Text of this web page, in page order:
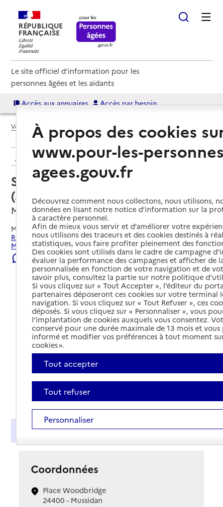
RÉPUBLIQUE
FRANÇAISE
Le site officiel d'information pour les
personnes âgées et les aidants
Accès aux annuaires Accès par besoin
Voir le fil d’Ariane
Retour aux résultats de l'annuaire
Service autonomie à domicile
(aide) – Services ACCAD
Mussidan, DORDOGNE
Mis à jour le22/07/2026
Rechercher les établissements et services autour de
Mussidan.
Signaler une erreur
Présentation
Coordonnées
Place Woodbridge
24400 - Mussidan
À propos des cookies
www.pour-les-
agees.gouv.fr
Découvrez comment nous collectons, nous utilisons,
données en lisant notre notice d’information sur la
à caractère personnel.
Afin de mieux vous servir et d’améliorer votre
nous utilisons des traceurs et des cookies destinés à
statistiques, vous faire profiter pleinement des
Des cookies sont utilisés dans le cadre de campagne
évaluer la performance des campagnes et afficher de
personnalisée en fonction de votre navigation et de
savoir plus, consultez la partie sur notre politique
Si vous cliquez sur « Tout Accepter », l’éditeur du
partenaires déposeront ces cookies sur votre terminal
navigation. Si vous cliquez sur « Tout Refuser », ces
déposés. Si vous cliquez sur « Personnaliser », vous
l’implantation de cookies auxquels vous consentez.
conservé pour une durée maximale de 13 mois et
informé et modifier vos préférences à tout moment
cookies ».
Tout accepter
Tout refuser
Personnaliser